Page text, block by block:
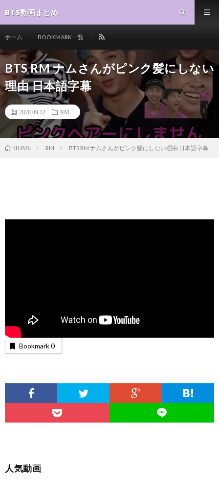
BTS動画まとめ
ホーム BOOKMARK一覧
BTS RM ナムさんがピンク髪にしない
理由 日本語字幕
2020.09.12 RM
HOME RM BTS RM ナムさんがピンク髪にしない理由 日本語字幕
Bookmark0
人気動画